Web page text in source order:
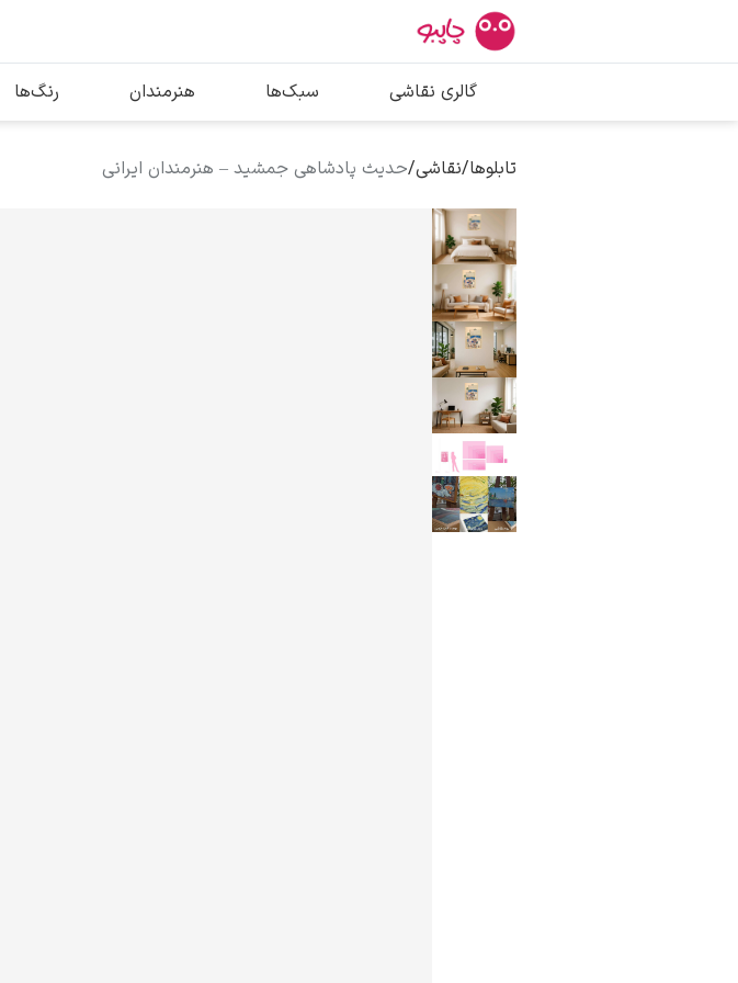
بیشترین جستجوها
پیکاسو
سالوادور دالی
محبوب‌ترین هنرمندان
گالری نقاشی سبک‌ها هنرمندان رنگ‌ها
تابلوها/نقاشی/حدیث پادشاهی جمشید – هنرمندان ایرانی